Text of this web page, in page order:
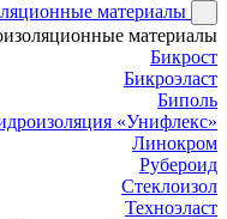
материалы
материалы
Бикрост
Бикроэласт
Биполь
«Унифлекс»
Линокром
Рубероид
Стеклоизол
Техноэласт